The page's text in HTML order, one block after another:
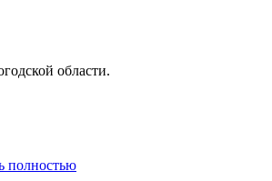
области.
полностью